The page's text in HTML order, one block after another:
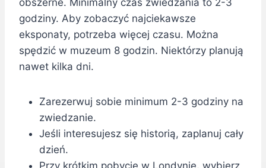
obszerne. Minimalny czas zwiedzania to 2-3
godziny. Aby zobaczyć najciekawsze
eksponaty, potrzeba więcej czasu. Można
spędzić w muzeum 8 godzin. Niektórzy planują
nawet kilka dni.
Zarezerwuj sobie minimum 2-3 godziny na
zwiedzanie.
Jeśli interesujesz się historią, zaplanuj cały
dzień.
Przy krótkim pobycie w Londynie, wybierz